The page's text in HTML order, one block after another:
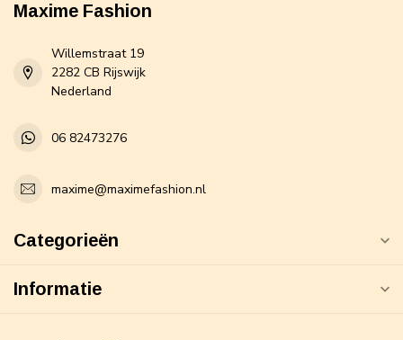
Maxime Fashion
Willemstraat 19
2282 CB Rijswijk
Nederland
06 82473276
maxime@maximefashion.nl
Categorieën
Informatie